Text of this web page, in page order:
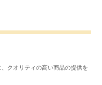
クオリティの高い商品の提供を